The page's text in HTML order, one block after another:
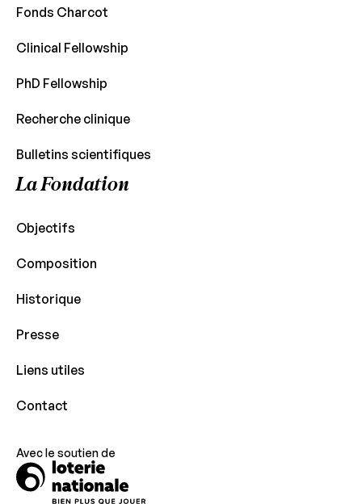
Fonds Charcot
Clinical Fellowship
PhD Fellowship
Recherche clinique
Bulletins scientifiques
La Fondation
Objectifs
Composition
Historique
Presse
Liens utiles
Contact
Avec le soutien de